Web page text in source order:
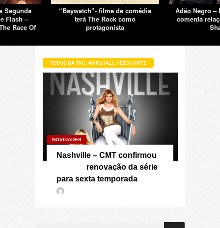
Segunda
Flash –
Race Of
“Baywatch”- filme de comédia
terá The Rock como
protagonista
Adão Negro –
comenta
TODOS DA TAG: MARSHALL HERSKOVITZ
NOVIDADES
Nashville – CMT confirmou
renovação da série
para sexta temporada